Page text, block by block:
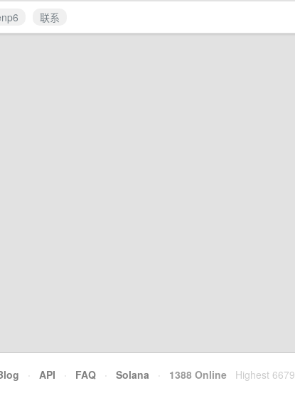
联系
· API · FAQ · Solana · 1388 Online Highest 6679